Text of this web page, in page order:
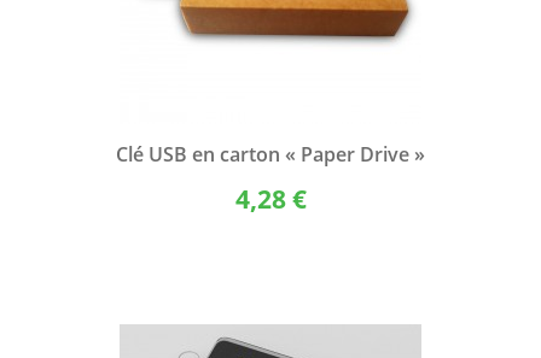
Clé USB en carton « Paper Drive »
4,28 €